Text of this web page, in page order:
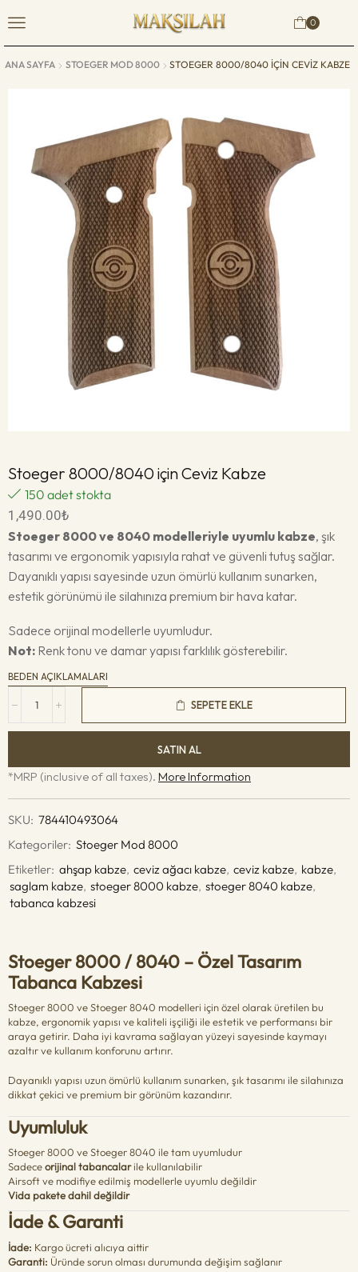
0
ANA SAYFA STOEGER MOD 8000 STOEGER 8000/8040 IÇIN CEVIZ KABZE
Stoeger 8000/8040 için Ceviz Kabze
150 adet stokta
1,490.00₺
Stoeger 8000 ve 8040 modelleriyle uyumlu kabze, şık
tasarımı ve ergonomik yapısıyla rahat ve güvenli tutuş sağlar.
Dayanıklı yapısı sayesinde uzun ömürlü kullanım sunarken,
estetik görünümü ile silahınıza premium bir hava katar.
Sadece orijinal modellerle uyumludur.
Not: Renk tonu ve damar yapısı farklılık gösterebilir.
BEDEN AÇIKLAMALARI
SEPETE EKLE
SATIN AL
*MRP (inclusive of all taxes). More Information
SKU: 784410493064
Kategoriler: Stoeger Mod 8000
Etiketler: ahşap kabze, ceviz ağacı kabze, ceviz kabze, kabze,
saglam kabze, stoeger 8000 kabze, stoeger 8040 kabze,
tabanca kabzesi
Stoeger 8000 / 8040 – Özel Tasarım
Tabanca Kabzesi
Stoeger 8000 ve Stoeger 8040 modelleri için özel olarak üretilen bu
kabze, ergonomik yapısı ve kaliteli işçiliği ile estetik ve performansı bir
araya getirir. Daha iyi kavrama sağlayan yüzeyi sayesinde kaymayı
azaltır ve kullanım konforunu artırır.
Dayanıklı yapısı uzun ömürlü kullanım sunarken, şık tasarımı ile silahınıza
dikkat çekici ve premium bir görünüm kazandırır.
Uyumluluk
Stoeger 8000 ve Stoeger 8040 ile tam uyumludur
Sadeceorijinal tabancalarile kullanılabilir
Airsoft ve modifiye edilmiş modellerle uyumlu değildir
Vida pakete dahil değildir
İade & Garanti
İade: Kargo ücreti alıcıya aittir
Garanti: Üründe sorun olması durumunda değişim sağlanır